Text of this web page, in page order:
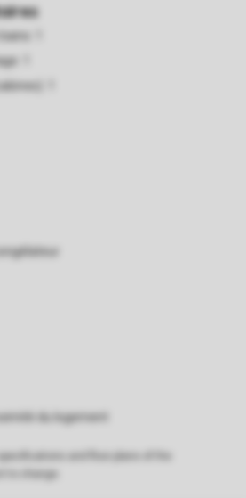
1
1
1
du logement